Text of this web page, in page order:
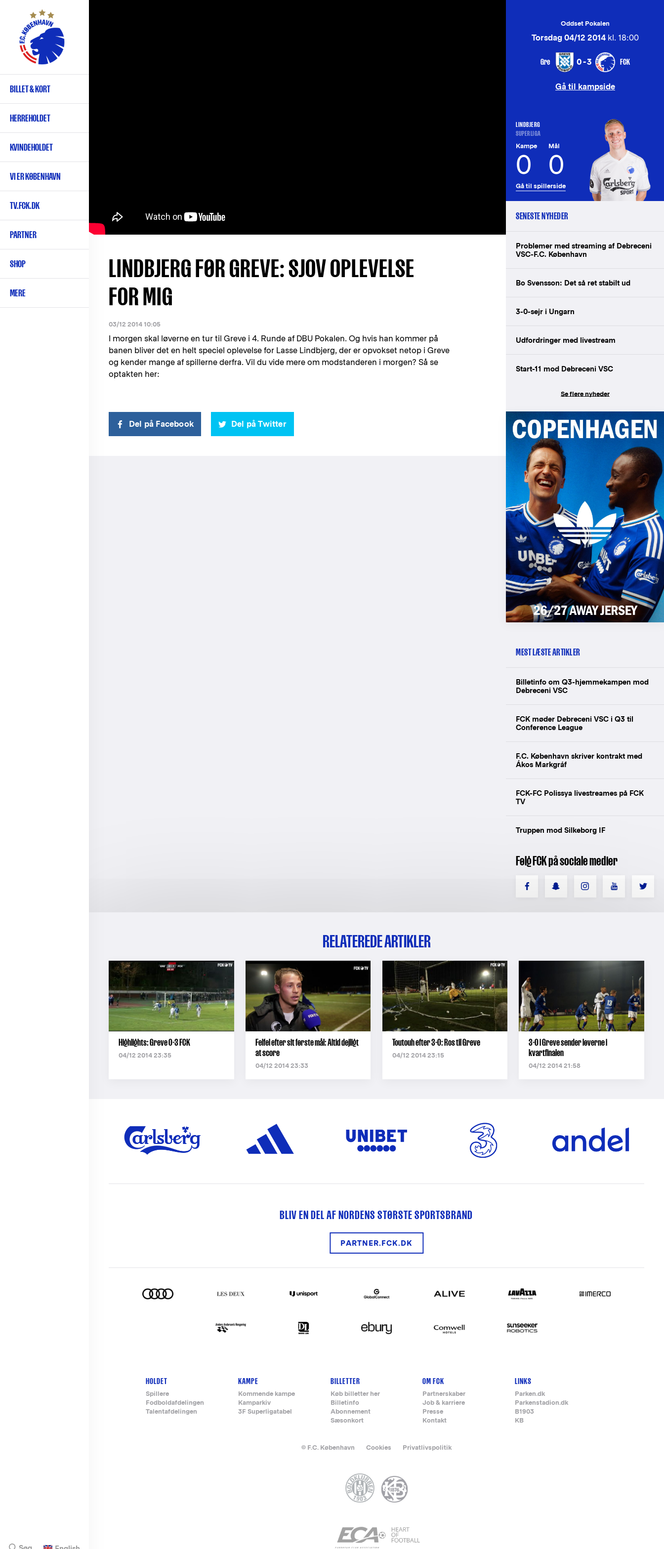
hovedindhold
Primær
navigation
BILLET & KORT
HERREHOLDET
KVINDEHOLDET
VI ER KØBENHAVN
TV.FCK.DK
PARTNER
SHOP
MERE
LINDBJERG FØR GREVE: SJOV OPLEVELSE
FOR MIG
03/12 2014 10:05
I morgen skal løverne en tur til Greve i 4. Runde af DBU Pokalen. Og hvis han kommer på
banen bliver det en helt speciel oplevelse for Lasse Lindbjerg, der er opvokset netop i Greve
og kender mange af spillerne derfra. Vil du vide mere om modstanderen i morgen? Så se
optakten her:
Del på Facebook Del på Twitter
Oddset Pokalen
Torsdag 04/12 2014kl. 18:00
Gre 0-3 FCK
Gå til kampside
LINDBJERG
SUPERLIGA
Kampe
0
Mål
0
Gå til spillerside
SENESTE NYHEDER
Problemer med streaming af Debreceni
VSC-F.C. København
Bo Svensson: Det så ret stabilt ud
3-0-sejr i Ungarn
Udfordringer med livestream
Start-11 mod Debreceni VSC
Se flere nyheder
MEST LÆSTE ARTIKLER
Billetinfo om Q3-hjemmekampen mod
Debreceni VSC
FCK møder Debreceni VSC i Q3 til
Conference League
F.C. København skriver kontrakt med
Ákos Markgráf
FCK-FC Polissya livestreames på FCK
TV
Truppen mod Silkeborg IF
Følg FCK på sociale medier
RELATEREDE ARTIKLER
Highlights: Greve 0-3 FCK
04/12 2014 23:35
Felfel efter sit første mål: Altid dejligt
at score
04/12 2014 23:33
Toutouh efter 3-0: Ros til Greve
04/12 2014 23:15
3-0 i Greve sender løverne i
kvartfinalen
04/12 2014 21:58
BLIV EN DEL AF NORDENS STØRSTE SPORTSBRAND
PARTNER.FCK.DK
Footer-
menu
HOLDET
Spillere
Fodboldafdelingen
Talentafdelingen
KAMPE
Kommende kampe
Kamparkiv
3F Superligatabel
BILLETTER
Køb billetter her
Billetinfo
Abonnement
Sæsonkort
OM FCK
Partnerskaber
Job & karriere
Presse
Kontakt
LINKS
Parken.dk
Parkenstadion.dk
B1903
KB
© F.C. København Cookies Privatlivspolitik